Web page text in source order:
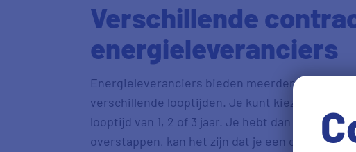
Verschillende
energieleveranciers
Energieleveranciers bieden meerdere
verschillende looptijden. Je kunt kiezen voor een
looptijd van 1, 2 of 3 jaar. Je hebt dan veel
overstappen, kan het zijn dat je een